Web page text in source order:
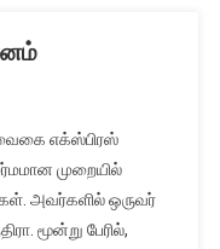
எக்ஸ்பிரஸ்
முறையில்
அவர்களில் ஒருவர்
மூன்று பேரில்,